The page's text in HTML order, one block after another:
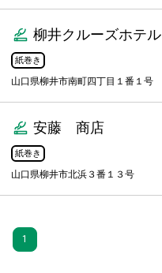
柳井クルーズホテル
紙巻き
山口県柳井市南町四丁目１番１号
安藤 商店
紙巻き
山口県柳井市北浜３番１３号
1